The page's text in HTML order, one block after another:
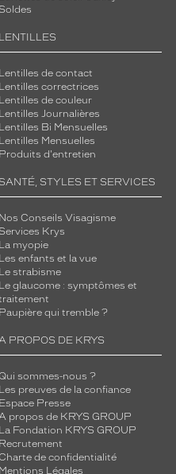
Soldes
LENTILLES
Lentilles de contact
Lentilles correctrices
Lentilles de couleur
Lentilles Journalières
Lentilles Bi Mensuelles
Lentilles Mensuelles
Produits d'entretien
SANTÉ, STYLES ET SERVICES
Nos Conseils Visagisme
Services Krys
La myopie
Les enfants et la vue
Le strabisme
Le glaucome : symptômes et
Paupière qui tremble ?
PROPOS DE KRYS
sommes-nous ?
Les preuves de la confiance
Espace Presse
propos de KRYS GROUP
La Fondation KRYS GROUP
Recrutement
de confidentialité
Mentions Légales